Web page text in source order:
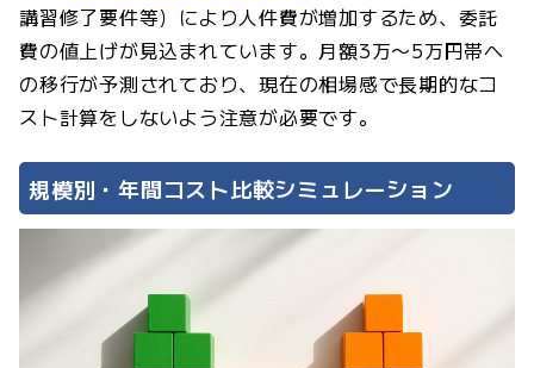
講習修了要件等）により人件費が増加するため、委託
費の値上げが見込まれています。月額3万〜5万円帯へ
の移行が予測されており、現在の相場感で長期的なコ
スト計算をしないよう注意が必要です。
規模別・年間コスト比較シミュレーション